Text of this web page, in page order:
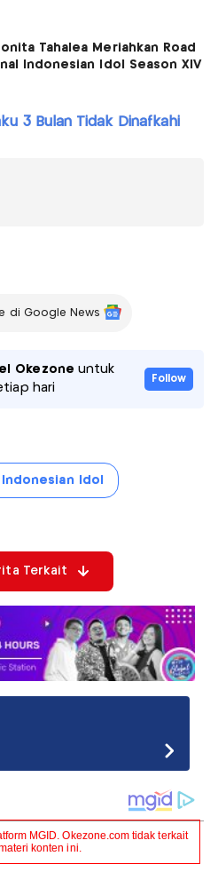
Tahalea Meriahkan Road
Indonesian Idol Season XIV
3 Bulan Tidak Dinafkahi
di Google News
Okezone untuk
hari
Follow
Idol
Terkait